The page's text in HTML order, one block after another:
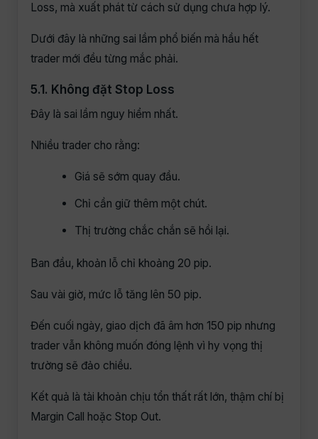
Loss, mà xuất phát từ cách sử dụng chưa hợp lý.
Dưới đây là những sai lầm phổ biến mà hầu hết
trader mới đều từng mắc phải.
5.1. Không đặt Stop Loss
Đây là sai lầm nguy hiểm nhất.
Nhiều trader cho rằng:
Giá sẽ sớm quay đầu.
Chỉ cần giữ thêm một chút.
Thị trường chắc chắn sẽ hồi lại.
Ban đầu, khoản lỗ chỉ khoảng 20 pip.
Sau vài giờ, mức lỗ tăng lên 50 pip.
Đến cuối ngày, giao dịch đã âm hơn 150 pip nhưng
trader vẫn không muốn đóng lệnh vì hy vọng thị
trường sẽ đảo chiều.
Kết quả là tài khoản chịu tổn thất rất lớn, thậm chí bị
Margin Call hoặc Stop Out.